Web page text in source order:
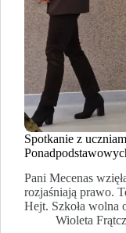
Spotkanie z
Pani Mecenas
rozjaśniają prawo.
Hejt. Szkoła
Wioleta